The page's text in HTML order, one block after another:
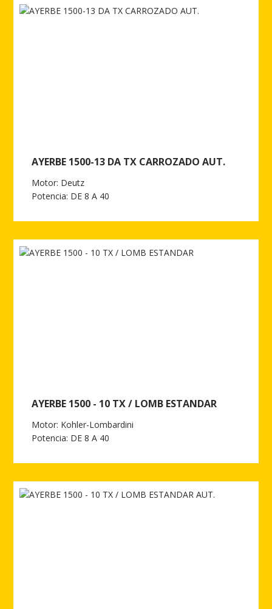
AYERBE 1500-13 DA TX CARROZADO AUT.
Motor: Deutz
Potencia: DE 8 A 40
AYERBE 1500 - 10 TX / LOMB ESTANDAR
Motor: Kohler-Lombardini
Potencia: DE 8 A 40